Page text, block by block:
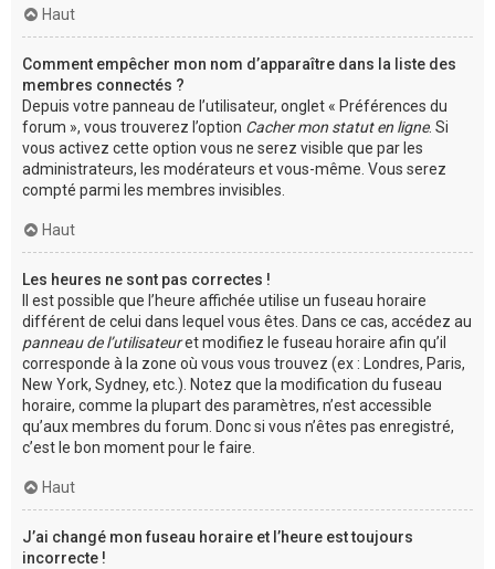
Haut
Comment empêcher mon nom d’apparaître dans la liste des
membres connectés ?
Depuis votre panneau de l’utilisateur, onglet « Préférences du
forum », vous trouverez l’option Cacher mon statut en ligne. Si
vous activez cette option vous ne serez visible que par les
administrateurs, les modérateurs et vous-même. Vous serez
compté parmi les membres invisibles.
Haut
Les heures ne sont pas correctes !
Il est possible que l’heure affichée utilise un fuseau horaire
différent de celui dans lequel vous êtes. Dans ce cas, accédez au
panneau de l’utilisateuret modifiez le fuseau horaire afin qu’il
corresponde à la zone où vous vous trouvez (ex : Londres, Paris,
New York, Sydney, etc.). Notez que la modification du fuseau
horaire, comme la plupart des paramètres, n’est accessible
qu’aux membres du forum. Donc si vous n’êtes pas enregistré,
c’est le bon moment pour le faire.
Haut
J’ai changé mon fuseau horaire et l’heure est toujours
incorrecte !